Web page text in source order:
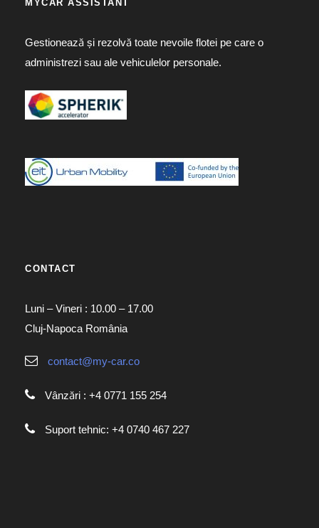
MYCAR ASSISTANT
Gestionează și rezolvă toate nevoile flotei pe care o
administrezi sau ale vehiculelor personale.
CONTACT
Luni – Vineri : 10.00 – 17.00
Cluj-Napoca România
contact@my-car.co
Vânzări : +4 0771 155 254
Suport tehnic: +4 0740 467 227